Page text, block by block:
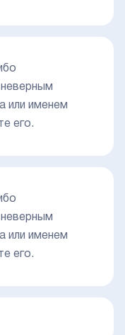
неверным
или именем
его.
неверным
или именем
его.